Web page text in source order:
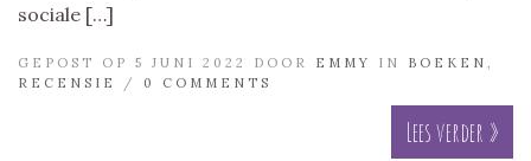
sociale […]
GEPOST OP 5 JUNI 2022 DOOR EMMY IN BOEKEN
RECENSIE
/ 0 COMMENTS
Lees verder »